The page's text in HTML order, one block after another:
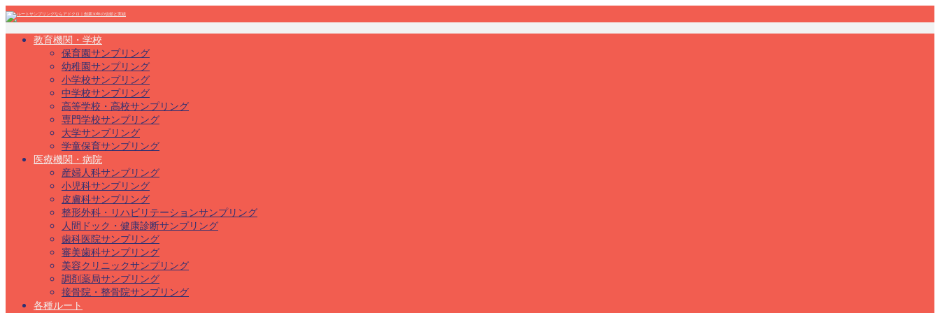
教育機関・学校
保育園サンプリング
幼稚園サンプリング
小学校サンプリング
中学校サンプリング
高等学校・高校サンプリング
専門学校サンプリング
大学サンプリング
学童保育サンプリング
医療機関・病院
産婦人科サンプリング
小児科サンプリング
皮膚科サンプリング
整形外科・リハビリテーションサンプリング
人間ドック・健康診断サンプリング
歯科医院サンプリング
審美歯科サンプリング
美容クリニックサンプリング
調剤薬局サンプリング
接骨院・整骨院サンプリング
各種ルート